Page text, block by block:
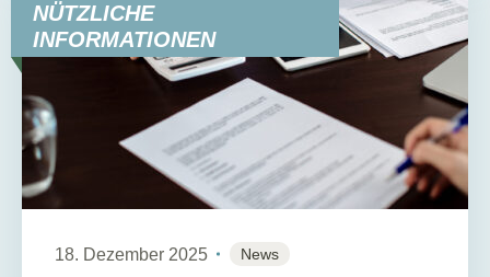
NÜTZLICHE
INFORMATIONEN
18. Dezember 2025 News